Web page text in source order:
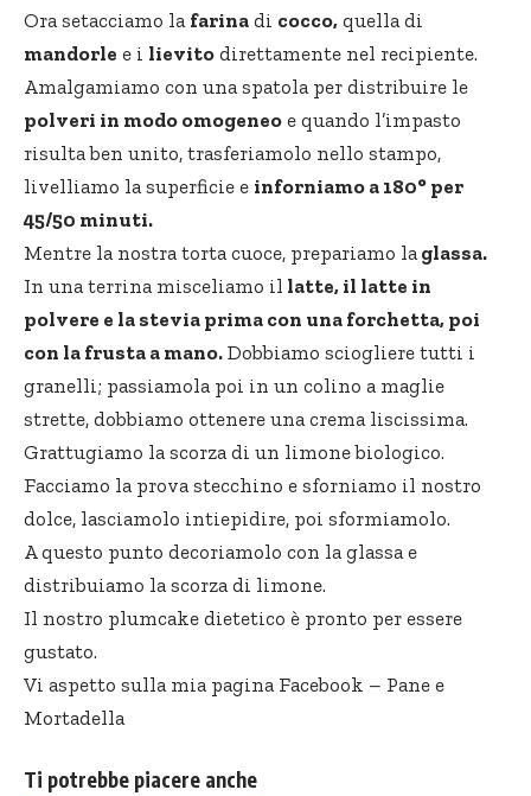
Ora setacciamo la farina di cocco, quella di
mandorle e i lievito direttamente nel recipiente.
Amalgamiamo con una spatola per distribuire le
polveri in modo omogeneo e quando l’impasto
risulta ben unito, trasferiamolo nello stampo,
livelliamo la superficie e inforniamo a 180° per
45/50 minuti.
Mentre la nostra torta cuoce, prepariamo la glassa.
In una terrina misceliamo il latte, il latte in
polvere e la stevia prima con una forchetta, poi
con la frusta a mano. Dobbiamo sciogliere tutti i
granelli; passiamola poi in un colino a maglie
strette, dobbiamo ottenere una crema liscissima.
Grattugiamo la scorza di un limone biologico.
Facciamo la prova stecchino e sforniamo il nostro
dolce, lasciamolo intiepidire, poi sformiamolo.
A questo punto decoriamolo con la glassa e
distribuiamo la scorza di limone.
Il nostro plumcake dietetico è pronto per essere
gustato.
Vi aspetto sulla mia pagina Facebook – Pane e
Mortadella
Ti potrebbe piacere anche